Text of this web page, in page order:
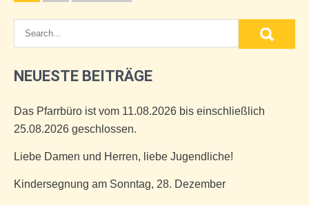
Beiträge
NEUESTE BEITRÄGE
Das Pfarrbüro ist vom 11.08.2026 bis einschließlich
25.08.2026 geschlossen.
Liebe Damen und Herren, liebe Jugendliche!
Kindersegnung am Sonntag, 28. Dezember